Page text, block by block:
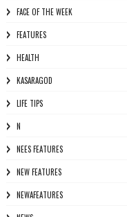
FACE OF THE WEEK
FEATURES
HEALTH
KASARAGOD
LIFE TIPS
N
NEES FEATURES
NEW FEATURES
NEWAFEATURES